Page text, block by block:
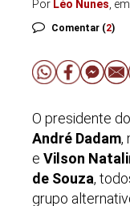
Por Léo Nunes ,
Comentar (2)
O presidente
André Dadam,
e Vilson
de Souza,
grupo